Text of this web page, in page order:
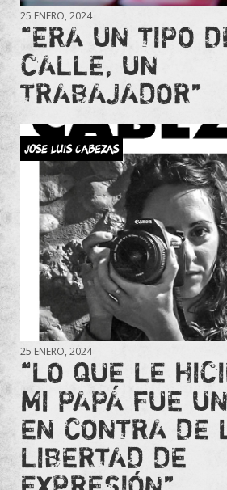
25 ENERO, 2024
“ERA UN TIPO
CALLE, UN
TRABAJADOR”
JOSE LUIS CABEZAS
25 ENERO, 2024
“LO QUE LE
MI PAPÁ FUE
EN CONTRA DE
LIBERTAD DE